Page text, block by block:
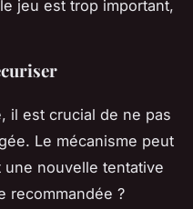
jeu est trop important,
il est crucial de ne pas
Le mécanisme peut
nouvelle tentative
recommandée ?